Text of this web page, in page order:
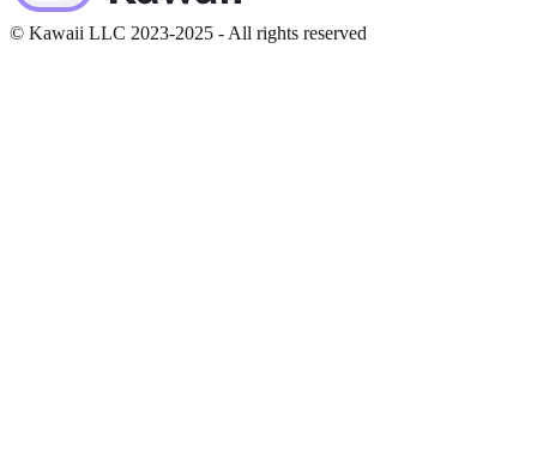
© Kawaii LLC 2023-2025 - All rights reserved